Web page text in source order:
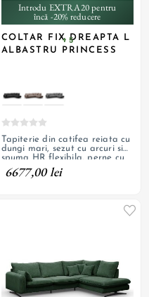
Introdu EXTRA20 pentru
încă -20% reducere
COLTAR FIX DREAPTA L
ALBASTRU PRINCESS
+ 5
Tapiterie din catifea reiata cu
dungi mari, sezut cu arcuri si
spuma HR flexibila, perne cu
fermoar, picioare metalice
decorative
6677,00 lei